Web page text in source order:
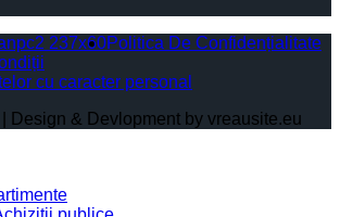
Politica De Confidențialitate
cu caracter personal
Design & Devlopment by vreausite.eu